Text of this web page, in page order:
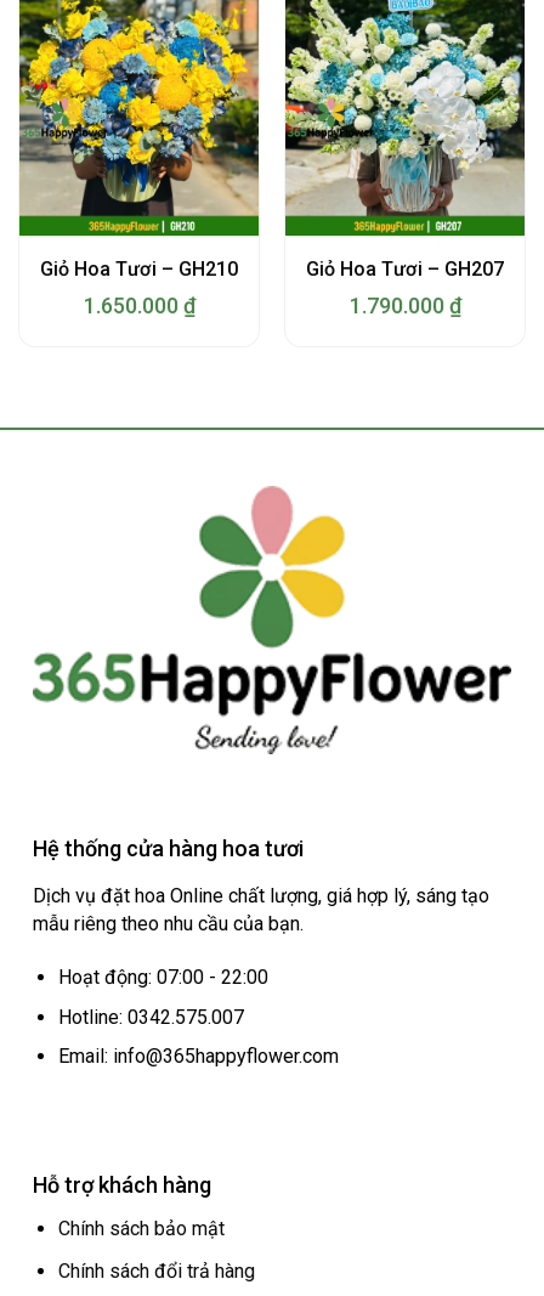
Giỏ Hoa Tươi – GH210
1.650.000 ₫
Giỏ Hoa Tươi – GH207
1.790.000 ₫
Hệ thống cửa hàng hoa tươi
Dịch vụ đặt hoa Online chất lượng, giá hợp lý, sáng tạo
mẫu riêng theo nhu cầu của bạn.
Hoạt động: 07:00 - 22:00
Hotline: 0342.575.007
Email: info@365happyflower.com
Hỗ trợ khách hàng
Chính sách bảo mật
Chính sách đổi trả hàng